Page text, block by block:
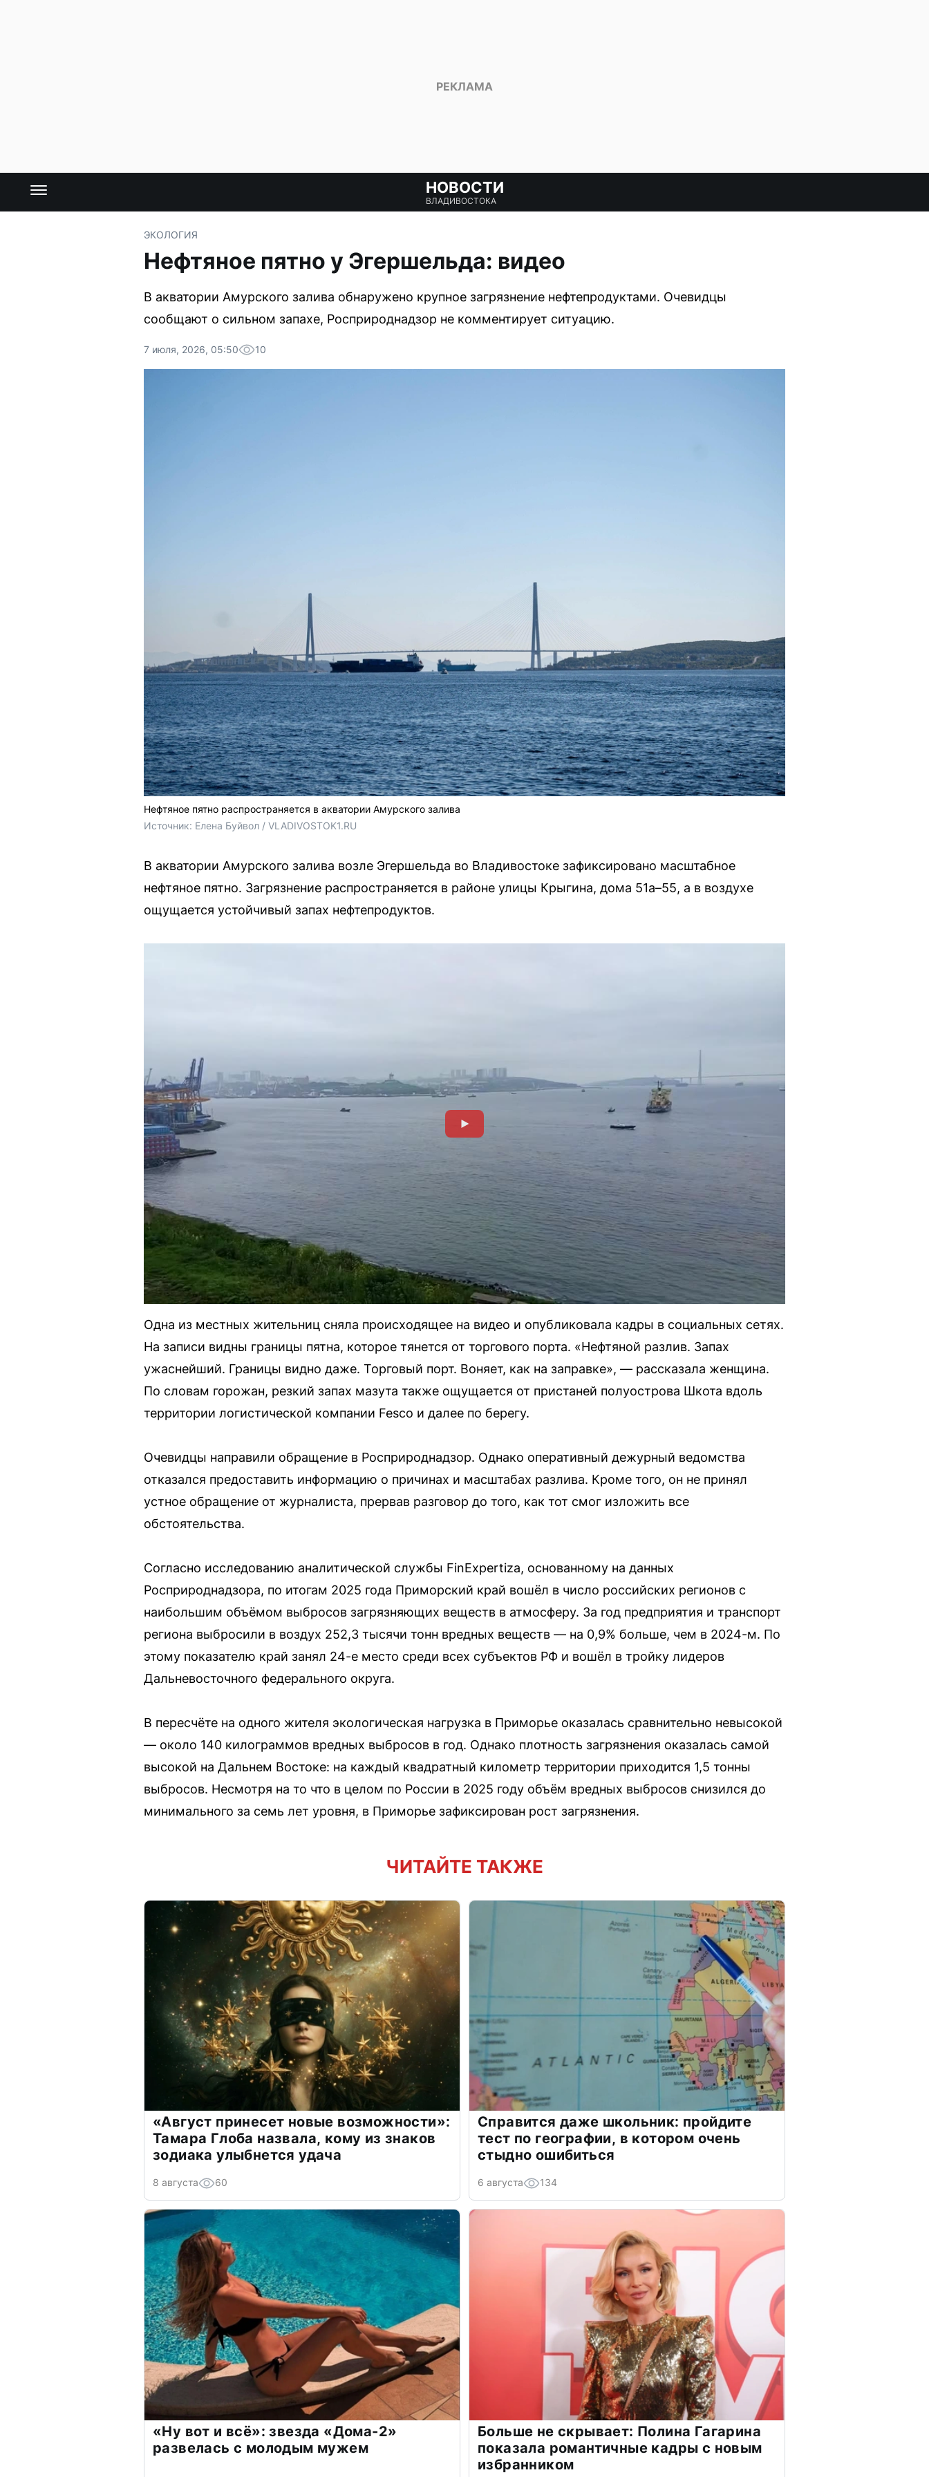
НОВОСТИ
ВЛАДИВОСТОКА
ЭКОЛОГИЯ
Нефтяное пятно у Эгершельда: видео
В акватории Амурского залива обнаружено крупное загрязнение нефтепродуктами. Очевидцы
сообщают о сильном запахе, Росприроднадзор не комментирует ситуацию.
7 июля, 2026, 05:50 10
Нефтяное пятно распространяется в акватории Амурского залива
Источник: Елена Буйвол / VLADIVOSTOK1.RU
В акватории Амурского залива возле Эгершельда во Владивостоке зафиксировано масштабное
нефтяное пятно. Загрязнение распространяется в районе улицы Крыгина, дома 51а–55, а в воздухе
ощущается устойчивый запах нефтепродуктов.
Одна из местных жительниц сняла происходящее на видео и опубликовала кадры в социальных сетях.
На записи видны границы пятна, которое тянется от торгового порта. «Нефтяной разлив. Запах
ужаснейший. Границы видно даже. Торговый порт. Воняет, как на заправке», — рассказала женщина.
По словам горожан, резкий запах мазута также ощущается от пристаней полуострова Шкота вдоль
территории логистической компании Fesco и далее по берегу.
Очевидцы направили обращение в Росприроднадзор. Однако оперативный дежурный ведомства
отказался предоставить информацию о причинах и масштабах разлива. Кроме того, он не принял
устное обращение от журналиста, прервав разговор до того, как тот смог изложить все
обстоятельства.
Согласно исследованию аналитической службы FinExpertiza, основанному на данных
Росприроднадзора, по итогам 2025 года Приморский край вошёл в число российских регионов с
наибольшим объёмом выбросов загрязняющих веществ в атмосферу. За год предприятия и транспорт
региона выбросили в воздух 252,3 тысячи тонн вредных веществ — на 0,9% больше, чем в 2024-м. По
этому показателю край занял 24-е место среди всех субъектов РФ и вошёл в тройку лидеров
Дальневосточного федерального округа.
В пересчёте на одного жителя экологическая нагрузка в Приморье оказалась сравнительно невысокой
— около 140 килограммов вредных выбросов в год. Однако плотность загрязнения оказалась самой
высокой на Дальнем Востоке: на каждый квадратный километр территории приходится 1,5 тонны
выбросов. Несмотря на то что в целом по России в 2025 году объём вредных выбросов снизился до
минимального за семь лет уровня, в Приморье зафиксирован рост загрязнения.
ЧИТАЙТЕ ТАКЖЕ
«Август принесет новые возможности»:
Тамара Глоба назвала, кому из знаков
зодиака улыбнется удача
8 августа 60
Справится даже школьник: пройдите
тест по географии, в котором очень
стыдно ошибиться
6 августа 134
«Ну вот и всё»: звезда «Дома-2»
развелась с молодым мужем
Больше не скрывает: Полина Гагарина
показала романтичные кадры с новым
избранником